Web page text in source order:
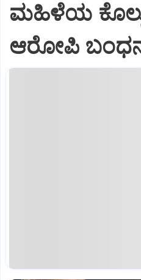
ಮಹಿಳೆಯ
ಆರೋಪಿ